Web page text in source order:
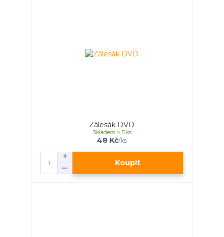
Zálesák DVD
48 Kč/ks
Skladem > 5 ks
Koupit